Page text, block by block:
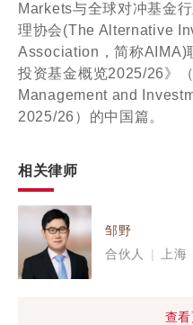
Markets与全球对冲基金
理协会(The Alternative
Association，简称AIMA)
投资基金概览2025/26》
Management and
2025/26）的中国篇。
相关律师
邹野
合伙人
| 上海
查